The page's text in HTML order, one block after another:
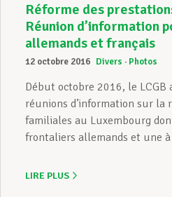
Réforme des
Réunion d’information
allemands et français
12 octobre 2016 Divers Photos
Début octobre 2016, le LCGB
réunions d’information sur la
familiales au Luxembourg
frontaliers allemands et une
LIRE PLUS